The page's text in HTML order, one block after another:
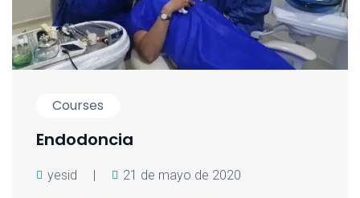
Courses
Endodoncia
yesid 21 de mayo de 2020